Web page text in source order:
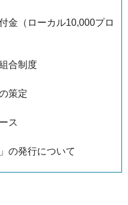
金（ローカル10,000プロ
合制度
策定
ス
の発行について